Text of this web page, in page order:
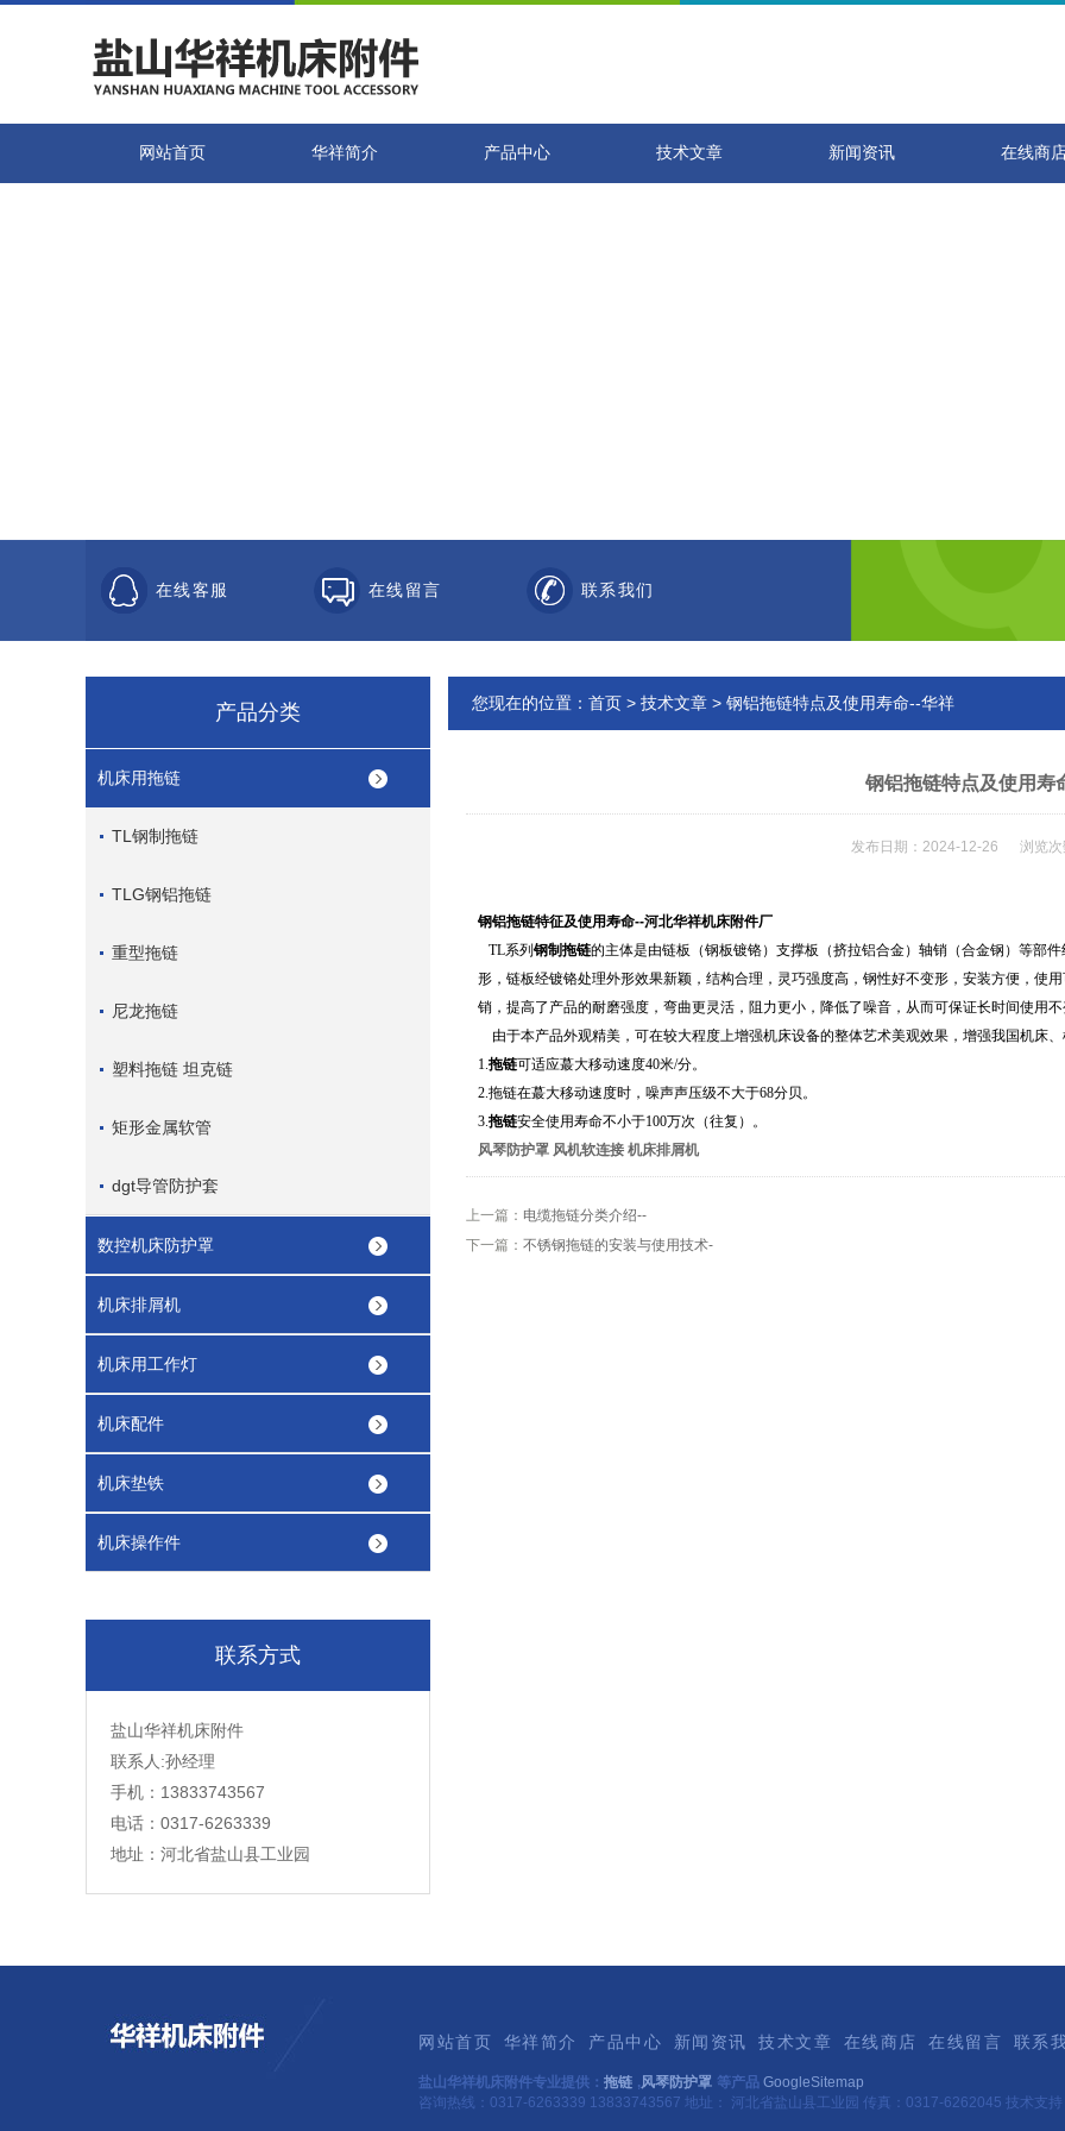
网站首页 华祥简介 产品中心 技术文章 新闻资讯 在线商
在线客服 在线留言 联系我们
产品分类
机床用拖链
TL钢制拖链
TLG钢铝拖链
重型拖链
尼龙拖链
塑料拖链 坦克链
矩形金属软管
dgt导管防护套
数控机床防护罩
机床排屑机
机床用工作灯
机床配件
机床垫铁
机床操作件
联系方式
盐山华祥机床附件
联系人:孙经理
手机：13833743567
电话：0317-6263339
地址：河北省盐山县工业园
您现在的位置： 首页 > 技术文章 > 钢铝拖链特点及使用寿命--华祥
钢铝拖链特点及使用寿
发布日期：2024-12-26 浏览次
钢铝拖链特征及使用寿命--河北华祥机床附件厂
TL系列 钢制拖链的主体是由链板（钢板镀铬）支撑板（挤拉铝合金）轴销（合金钢）等部
形，链板经镀铬处理外形效果新颖，结构合理，灵巧强度高，钢性好不变形，安装方便，使
销，提高了产品的耐磨强度，弯曲更灵活，阻力更小，降低了噪音，从而可保证长时间使用
由于本产品外观精美，可在较大程度上增强机床设备的整体艺术美观效果，增强我国机床
1.拖链可适应蕞大移动速度40米/分。
2.拖链在蕞大移动速度时，噪声声压级不大于68分贝。
3.拖链安全使用寿命不小于100万次（往复）。
风琴防护罩 风机软连接 机床排屑机
上一篇： 电缆拖链分类介绍--
下一篇： 不锈钢拖链的安装与使用技术-
网站首页 华祥简介 产品中心 新闻资讯 技术文章 在线商店 在线留言 联系
盐山华祥机床附件专业提供： 拖链 ,风琴防护罩 等产品 GoogleSitemap
咨询热线：0317-6263339 13833743567 地址： 河北省盐山县工业园 传真：0317-6262045 技术支持